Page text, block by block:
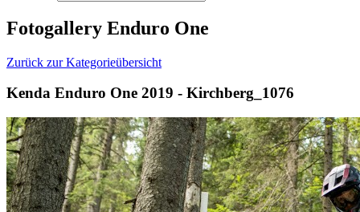
Fotogallery Enduro One
Zurück zur Kategorieübersicht
Kenda Enduro One 2019 - Kirchberg_1076